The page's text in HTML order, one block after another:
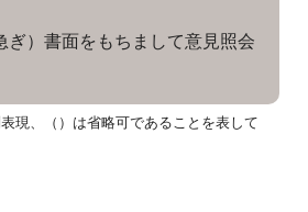
）書面をもちまして意見照会
現、（）は省略可であることを表して